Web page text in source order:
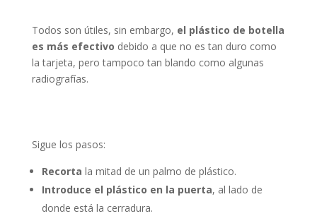
Todos son útiles, sin embargo, el plástico de botella
es más efectivo debido a que no es tan duro como
la tarjeta, pero tampoco tan blando como algunas
radiografías.
Sigue los pasos:
Recorta la mitad de un palmo de plástico.
Introduce el plástico en la puerta, al lado de
donde está la cerradura.